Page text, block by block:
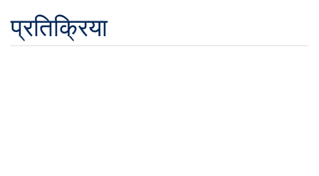
प्रतिक्रिया